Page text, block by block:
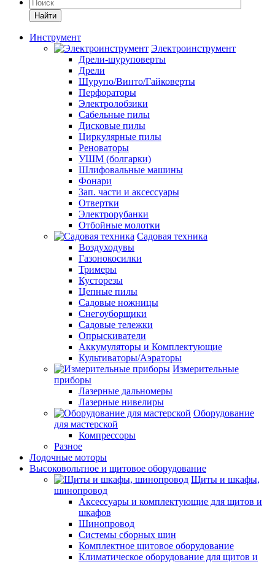
Найти
Инструмент
Электроинструмент
Дрели-шуруповерты
Дрели
Шурупо/Винто/Гайковерты
Перфораторы
Электролобзики
Сабельные пилы
Дисковые пилы
Циркулярные пилы
Реноваторы
УШМ (болгарки)
Шлифовальные машины
Фонари
Зап. части и аксессуары
Отвертки
Электрорубанки
Отбойные молотки
Садовая техника
Воздуходувы
Газонокосилки
Тримеры
Кусторезы
Цепные пилы
Садовые ножницы
Снегоуборщики
Садовые тележки
Опрыскиватели
Аккумуляторы и Комплектующие
Культиваторы/Аэраторы
Измерительные
приборы
Лазерные дальномеры
Лазерные нивелиры
Оборудование
для мастерской
Компрессоры
Разное
Лодочные моторы
Высоковольтное и щитовое оборудование
Щиты и шкафы,
шинопровод
Аксессуары и комплектующие для щитов и
шкафов
Шинопровод
Системы сборных шин
Комплектное щитовое оборудование
Климатическое оборудование для щитов и